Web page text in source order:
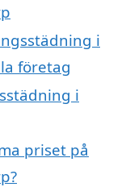
i
företag
i
priset på